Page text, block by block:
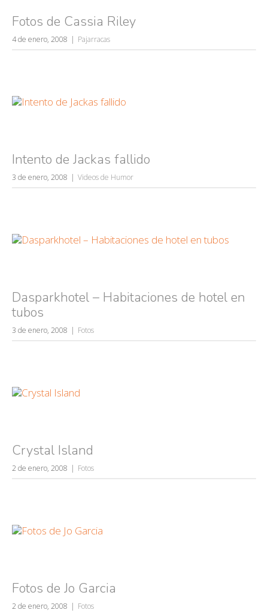
Búsquedas populares
Fotos de Cassia Riley
4 de enero, 2008 Pajarracas
Intento de Jackas fallido
3 de enero, 2008 Videos de Humor
Dasparkhotel – Habitaciones de hotel en
tubos
3 de enero, 2008 Fotos
Crystal Island
2 de enero, 2008 Fotos
Fotos de Jo Garcia
2 de enero, 2008 Fotos